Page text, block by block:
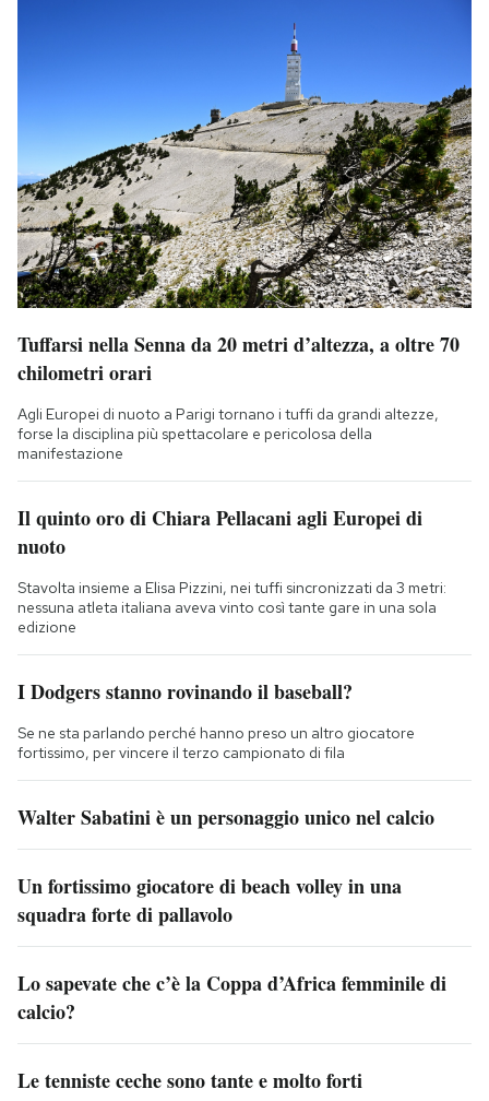
Tuffarsi nella Senna da 20 metri d’altezza, a oltre 70
chilometri orari
Agli Europei di nuoto a Parigi tornano i tuffi da grandi altezze,
forse la disciplina più spettacolare e pericolosa della
manifestazione
Il quinto oro di Chiara Pellacani agli Europei di
nuoto
Stavolta insieme a Elisa Pizzini, nei tuffi sincronizzati da 3 metri:
nessuna atleta italiana aveva vinto così tante gare in una sola
edizione
I Dodgers stanno rovinando il baseball?
Se ne sta parlando perché hanno preso un altro giocatore
fortissimo, per vincere il terzo campionato di fila
Walter Sabatini è un personaggio unico nel calcio
Un fortissimo giocatore di beach volley in una
squadra forte di pallavolo
Lo sapevate che c’è la Coppa d’Africa femminile di
calcio?
Le tenniste ceche sono tante e molto forti